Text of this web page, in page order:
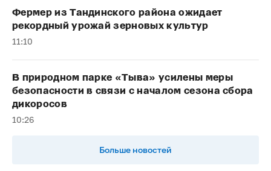
Фермер из Тандинского района ожидает
рекордный урожай зерновых культур
11:10
В природном парке «Тыва» усилены меры
безопасности в связи с началом сезона сбора
дикоросов
10:26
Больше новостей